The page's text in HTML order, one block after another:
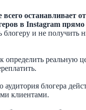
останавливает от
в Instagram прямо
блогеру и не получить
определить реальную
блогера
клиентами.